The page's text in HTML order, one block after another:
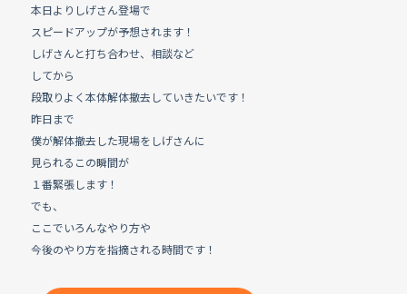
本日よりしげさん登場で
スピードアップが予想されます！
しげさんと打ち合わせ、相談など
してから
段取りよく本体解体撤去していきたいです！
昨日まで
僕が解体撤去した現場をしげさんに
見られるこの瞬間が
１番緊張します！
でも、
ここでいろんなやり方や
今後のやり方を指摘される時間です！